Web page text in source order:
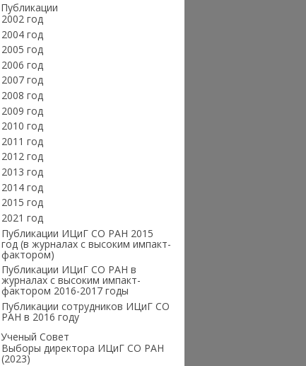
Публикации
2002 год
2004 год
2005 год
2006 год
2007 год
2008 год
2009 год
2010 год
2011 год
2012 год
2013 год
2014 год
2015 год
2021 год
Публикации ИЦиГ СО РАН 2015
год (в журналах с высоким импакт-
фактором)
Публикации ИЦиГ СО РАН в
журналах с высоким импакт-
фактором 2016-2017 годы
Публикации сотрудников ИЦиГ СО
РАН в 2016 году
Ученый Совет
Выборы директора ИЦиГ СО РАН
(2023)